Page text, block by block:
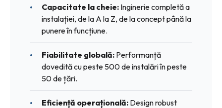
Capacitate la cheie: Inginerie completă a
instalației, de la A la Z, de la concept până la
punere în funcțiune.
Fiabilitate globală: Performanță
dovedită cu peste 500 de instalări în peste
50 de țări.
Eficiență operațională: Design robust